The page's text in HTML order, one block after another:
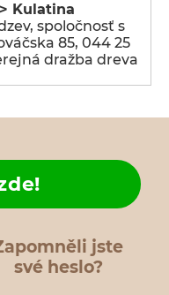
Kulatina
spoločnosť s
85, 044 25
dražba dreva
jste
své heslo?